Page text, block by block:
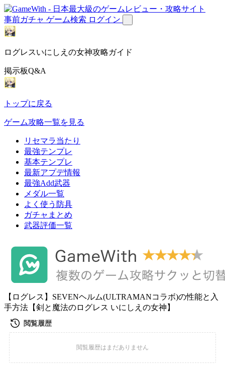
事前ガチャ ゲーム検索 ログイン
ログレスいにしえの女神攻略ガイド
掲示板Q&A
トップに戻る
ゲーム攻略一覧を見る
リセマラ当たり
最強テンプレ
基本テンプレ
最新アプデ情報
最強Add武器
メダル一覧
よく使う防具
ガチャまとめ
武器評価一覧
【ログレス】SEVENヘルム(ULTRAMANコラボ)の性能と入
手方法【剣と魔法のログレス いにしえの女神】